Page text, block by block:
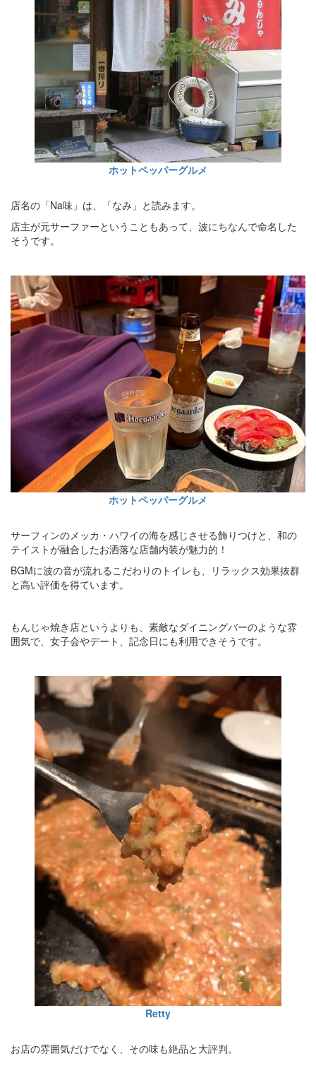
ホットペッパーグルメ
店名の「Na味」は、「なみ」と読みます。
店主が元サーファーということもあって、波にちなんで命名した
そうです。
ホットペッパーグルメ
サーフィンのメッカ・ハワイの海を感じさせる飾りつけと、和の
テイストが融合したお洒落な店舗内装が魅力的！
BGMに波の音が流れるこだわりのトイレも、リラックス効果抜群
と高い評価を得ています。
もんじゃ焼き店というよりも、素敵なダイニングバーのような雰
囲気で、女子会やデート、記念日にも利用できそうです。
Retty
お店の雰囲気だけでなく、その味も絶品と大評判。